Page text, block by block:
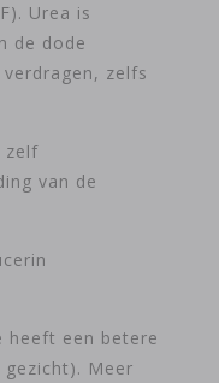
Urea is
de dode
zelfs
zelf
van de
heeft een betere
Meer